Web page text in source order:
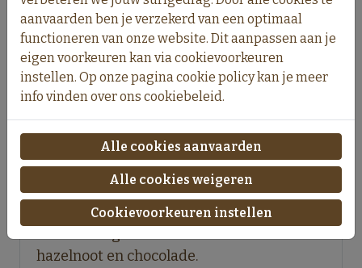
Omschrijving
Single blend uit Mexico , streek Chiapas
bergketen Siera Madre (hoogte 1200-
1800m)
Fairtrade koffie 100% Arabica ronde
hazelnoot en chocolade.
aanvaarden ben je verzekerd van een optimaal
functioneren van onze website. Dit aanpassen aan je
eigen voorkeuren kan via cookievoorkeuren
instellen. Op onze pagina cookie policy kan je meer
info vinden over ons cookiebeleid.
Alle cookies aanvaarden
Alle cookies weigeren
Cookievoorkeuren instellen